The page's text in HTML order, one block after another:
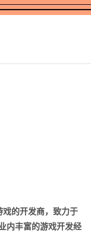
的开发商，致力于
内丰富的游戏开发经